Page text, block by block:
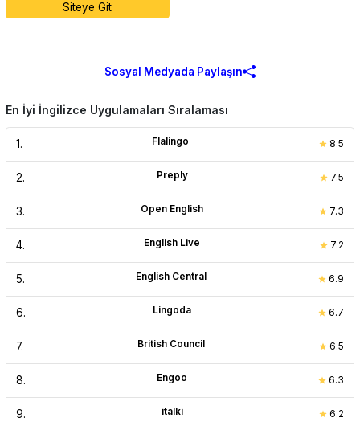
Siteye Git
Sosyal Medyada Paylaşın
En İyi İngilizce Uygulamaları Sıralaması
1. Flalingo 8.5
2. Preply 7.5
3. Open English 7.3
4. English Live 7.2
5. English Central 6.9
6. Lingoda 6.7
7. British Council 6.5
8. Engoo 6.3
9. italki 6.2